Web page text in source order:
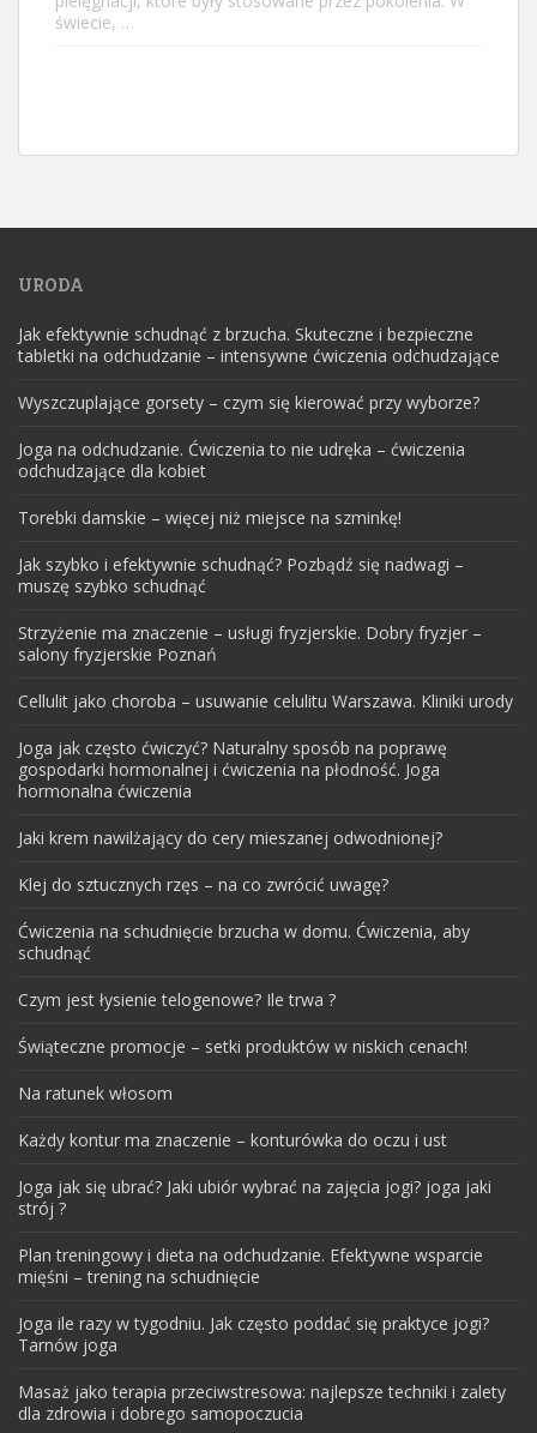
świecie, …
URODA
Jak efektywnie schudnąć z brzucha. Skuteczne i bezpieczne
tabletki na odchudzanie – intensywne ćwiczenia odchudzające
Wyszczuplające gorsety – czym się kierować przy wyborze?
Joga na odchudzanie. Ćwiczenia to nie udręka – ćwiczenia
odchudzające dla kobiet
Torebki damskie – więcej niż miejsce na szminkę!
Jak szybko i efektywnie schudnąć? Pozbądź się nadwagi –
muszę szybko schudnąć
Strzyżenie ma znaczenie – usługi fryzjerskie. Dobry fryzjer –
salony fryzjerskie Poznań
Cellulit jako choroba – usuwanie celulitu Warszawa. Kliniki urody
Joga jak często ćwiczyć? Naturalny sposób na poprawę
gospodarki hormonalnej i ćwiczenia na płodność. Joga
hormonalna ćwiczenia
Jaki krem nawilżający do cery mieszanej odwodnionej?
Klej do sztucznych rzęs – na co zwrócić uwagę?
Ćwiczenia na schudnięcie brzucha w domu. Ćwiczenia, aby
schudnąć
Czym jest łysienie telogenowe? Ile trwa ?
Świąteczne promocje – setki produktów w niskich cenach!
Na ratunek włosom
Każdy kontur ma znaczenie – konturówka do oczu i ust
Joga jak się ubrać? Jaki ubiór wybrać na zajęcia jogi? joga jaki
strój ?
Plan treningowy i dieta na odchudzanie. Efektywne wsparcie
mięśni – trening na schudnięcie
Joga ile razy w tygodniu. Jak często poddać się praktyce jogi?
Tarnów joga
Masaż jako terapia przeciwstresowa: najlepsze techniki i zalety
dla zdrowia i dobrego samopoczucia